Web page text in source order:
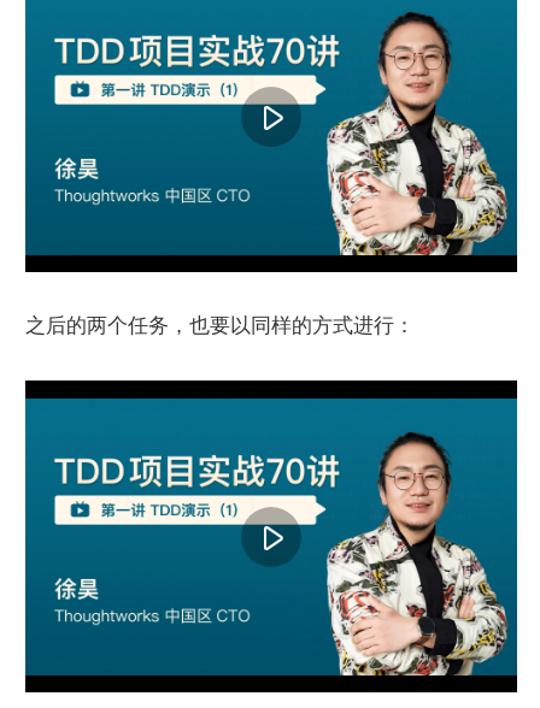
之后的两个任务，也要以同样的方式进行：